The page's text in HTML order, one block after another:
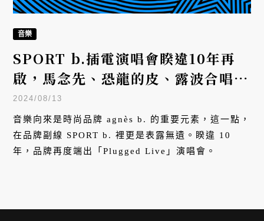
音樂
SPORT b.插電演唱會睽違10年再
啟，馬念先、恐龍的皮、露波合唱團
一同打造周末復古夜
2024/08/13
音樂向來是時尚品牌 agnès b. 的重要元素，這一點，
在品牌副線 SPORT b. 裡更是表露無遺。睽違 10
年，品牌再度端出「Plugged Live」演唱會。